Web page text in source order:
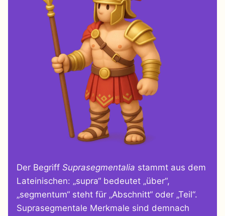
Der Begriff Suprasegmentalia stammt aus dem
Lateinischen: „supra“ bedeutet „über“,
„segmentum“ steht für „Abschnitt“ oder „Teil“.
Suprasegmentale Merkmale sind demnach